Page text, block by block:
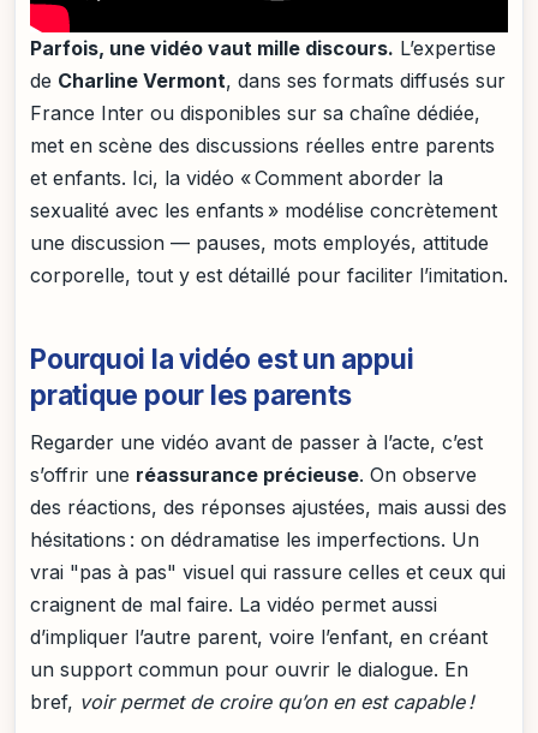
Parfois, une vidéo vaut mille discours. L’expertise
de Charline Vermont, dans ses formats diffusés sur
France Inter ou disponibles sur sa chaîne dédiée,
met en scène des discussions réelles entre parents
et enfants. Ici, la vidéo « Comment aborder la
sexualité avec les enfants » modélise concrètement
une discussion — pauses, mots employés, attitude
corporelle, tout y est détaillé pour faciliter l’imitation.
Pourquoi la vidéo est un appui
pratique pour les parents
Regarder une vidéo avant de passer à l’acte, c’est
s’offrir une réassurance précieuse. On observe
des réactions, des réponses ajustées, mais aussi des
hésitations : on dédramatise les imperfections. Un
vrai "pas à pas" visuel qui rassure celles et ceux qui
craignent de mal faire. La vidéo permet aussi
d’impliquer l’autre parent, voire l’enfant, en créant
un support commun pour ouvrir le dialogue. En
bref, voir permet de croire qu’on en est capable !